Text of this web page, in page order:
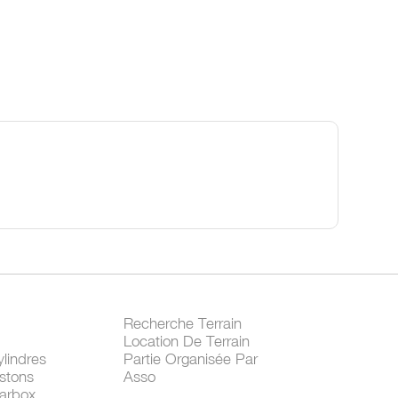
Recherche Terrain
Location De Terrain
Partie Organisée Par
Asso